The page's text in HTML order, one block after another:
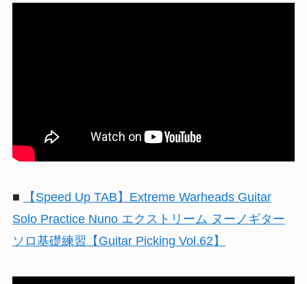
■
【Speed Up TAB】Extreme Warheads Guitar
Solo Practice Nuno エクストリーム ヌーノギター
ソロ基礎練習【Guitar Picking Vol.62】